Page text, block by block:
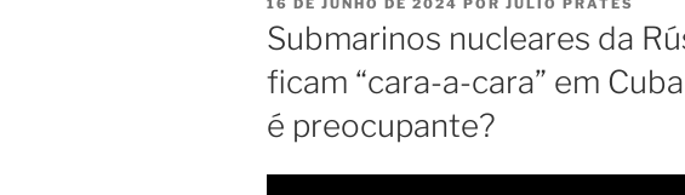
EM
16 DE JUNHO DE 2024 POR JULIO PRATES
Submarinos nucleares da
ficam “cara-a-cara” em
é preocupante?